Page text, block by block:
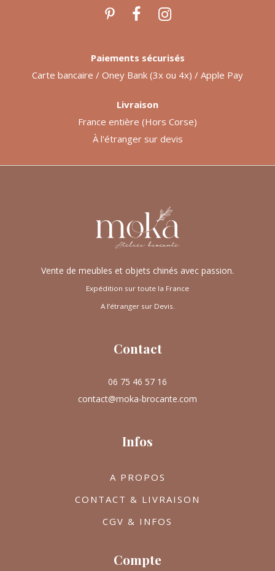
Vente de meubles et objets chinés avec passion.
Expédition sur toute la France
A l’étranger sur Devis.
Contact
06 75 46 57 16
contact@moka-brocante.com
Infos
A PROPOS
CONTACT & LIVRAISON
CGV & INFOS
Compte
Paiements sécurisés
Carte bancaire / Oney Bank (3x ou 4x) / Apple Pay
Livraison
France entière (Hors Corse)
À l'étranger sur devis